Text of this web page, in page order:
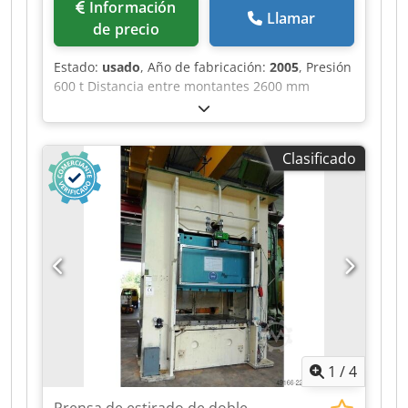
de precio
Llamar
Estado: usado, Año de fabricación: 2005, Presión
600 t Distancia entre montantes 2600 mm
Carrera 900 mm Distancia mesa/prensa, carrera
máx. arriba, ajuste arriba 1600 mm Superficie de
la mesa 2500 x 1730 mm Fuerza del cojín de
embutición en la mesa 250 t Chjdpozrptzofx
Ahasa Carrera del cojín de embutición en la
mesa 400 mm Superficie del cojín de embutición
en la mesa 2300 x 1300 mm Fuerza del cojín de
embutición en el émbolo 63 t Carrera del cojín
de embutición en el émbolo 160 mm Superficie
del cojín de embutición en el émbolo 1900 x
1300 mm Superficie del émbolo 2500 x 1730 mm
Paso lateral entre montantes 1100 mm
Capacidad de aceite 3500 l Potencia de
accionamiento 200,0 kW Dimensiones (AnxLxAl)
4,1 x 2,8 x 9,6 m Altura sobre el nivel del suelo
6,4 m Año de fabricación 1974 -
Clasificado
1 /4